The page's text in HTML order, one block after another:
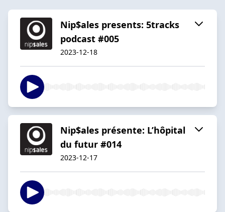
Nip$ales presents: 5tracks
podcast #005
2023-12-18
Nip$ales présente: L’hôpital
du futur #014
2023-12-17